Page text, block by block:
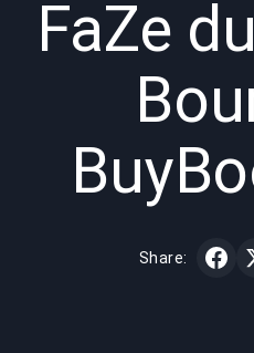
FaZe
Share: